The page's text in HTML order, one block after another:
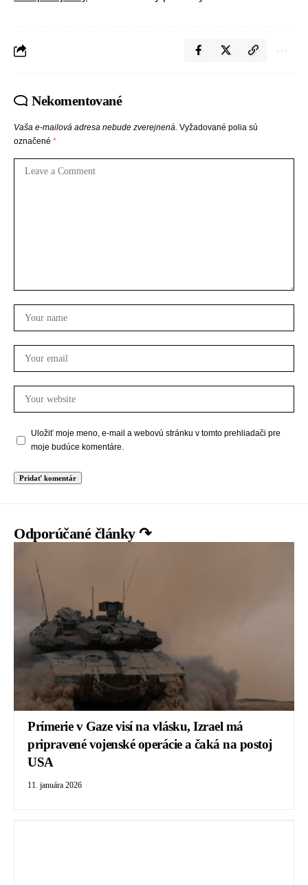
Nekomentované
Vaša e-mailová adresa nebude zverejnená. Vyžadované polia sú
označené *
Uložiť moje meno, e-mail a webovú stránku v tomto prehliadači pre
moje budúce komentáre.
Odporúčané články ↷
Prímerie v Gaze visí na vlásku, Izrael má
pripravené vojenské operácie a čaká na postoj
USA
11. januára 2026